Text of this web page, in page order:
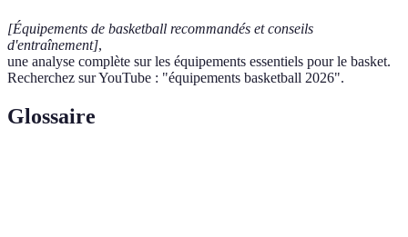
[Équipements de basketball recommandés et conseils
d'entraînement],
une analyse complète sur les équipements essentiels pour le basket.
Recherchez sur YouTube : "équipements basketball 2026".
Glossaire